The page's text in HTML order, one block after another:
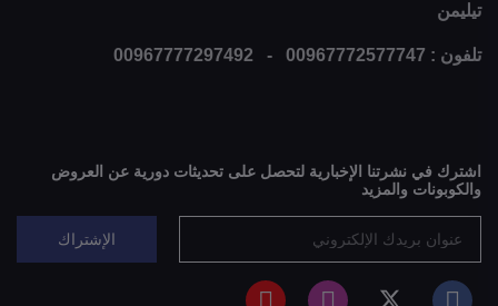
تيليمن
تلفون : 00967772577747 - 00967777297492
اشترك في نشرتنا الإخبارية لتحصل على تحديثات دورية عن العروض
والكوبونات والمزيد
الإشتراك